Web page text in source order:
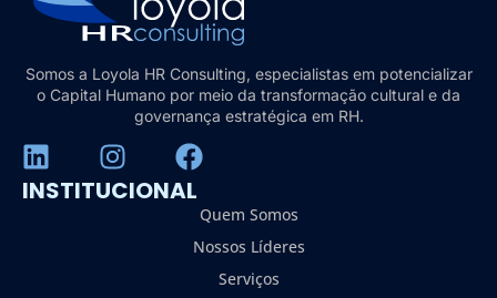
Somos a Loyola HR Consulting, especialistas em potencializar
o Capital Humano por meio da transformação cultural e da
governança estratégica em RH.
INSTITUCIONAL
Quem Somos
Nossos Líderes
Serviços